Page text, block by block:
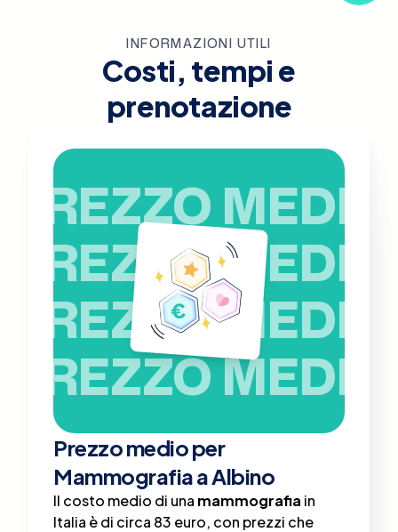
INFORMAZIONI UTILI
Costi, tempi e
prenotazione
PREZZO MEDIO
PREZZO MEDIO
PREZZO MEDIO
PREZZO MEDIO
Prezzo medio per
Mammografia a Albino
Il costo medio di una mammografia in
Italia è di circa 83 euro, con prezzi che